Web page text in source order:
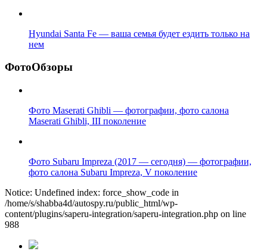
Hyundai Santa Fe — ваша семья будет ездить только на
нем
ФотоОбзоры
Фото Maserati Ghibli — фотографии, фото салона
Maserati Ghibli, III поколение
Фото Subaru Impreza (2017 — сегодня) — фотографии,
фото салона Subaru Impreza, V поколение
Notice: Undefined index: force_show_code in
/home/s/shabba4d/autospy.ru/public_html/wp-
content/plugins/saperu-integration/saperu-integration.php on line
988